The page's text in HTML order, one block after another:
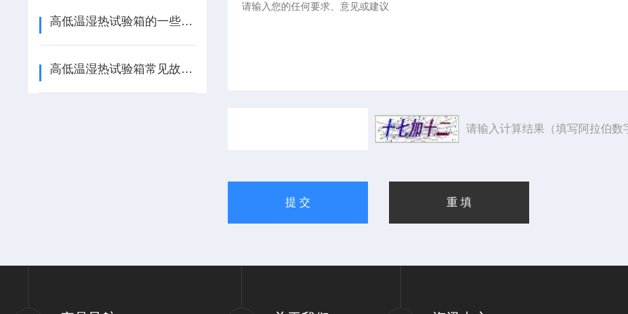
高低温湿热试验箱的一些故障排除法
高低温湿热试验箱常见故障和排除方法
请输入计算结果（填写阿拉伯数